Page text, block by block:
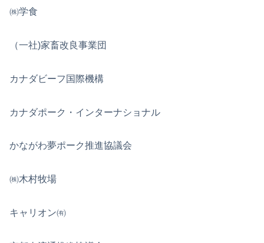
㈱学食
（一社)家畜改良事業団
カナダビーフ国際機構
カナダポーク・インターナショナル
かながわ夢ポーク推進協議会
㈱木村牧場
キャリオン㈲